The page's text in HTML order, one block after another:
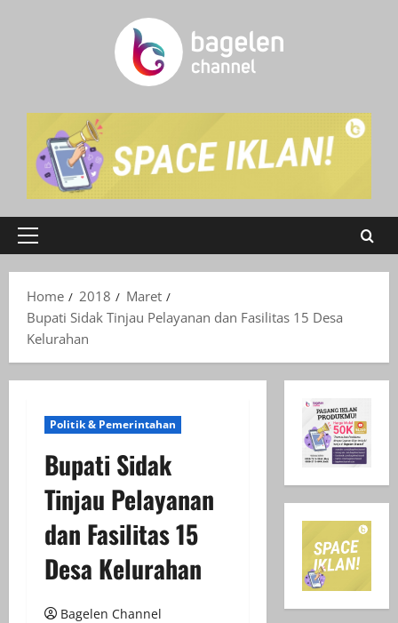
Primary
Home
2018
Maret
Bupati Sidak Tinjau Pelayanan dan Fasilitas 15 Desa
Kelurahan
Politik & Pemerintahan
Bupati Sidak
Tinjau Pelayanan
dan Fasilitas 15
Desa Kelurahan
Bagelen Channel